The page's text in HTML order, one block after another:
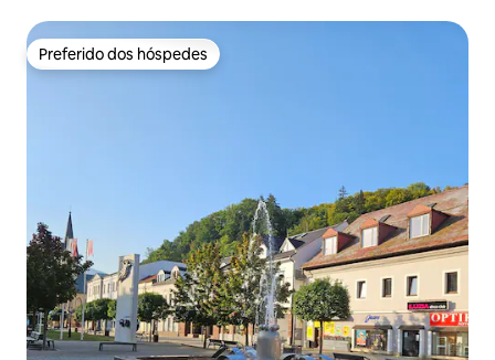
Preferido dos hóspedes
Preferido dos hóspedes